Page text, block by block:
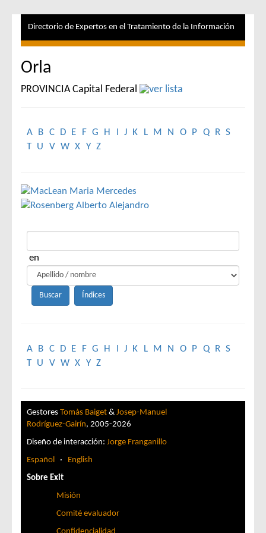
Directorio de Expertos en el Tratamiento de la Información
Orla
PROVINCIA Capital Federal
A B C D E F G H J K L M N O P Q R S
T U V W X Y Z
en
A B C D E F G H I J K L M N O P Q R S
T
U V W X Y Z
Gestores Tomàs Baiget & Josep-Manuel
Rodríguez-Gairín, 2005-2026
Diseño de interacción: Jorge Franganillo
Español · English
Sobre Exit
Misión
Comité evaluador